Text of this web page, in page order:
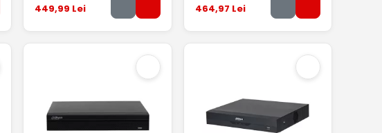
449,99 Lei 464,97 Lei